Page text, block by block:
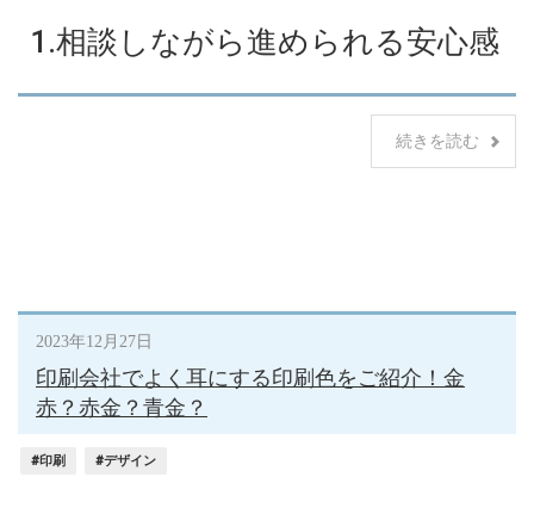
1.相談しながら進められる安心感
続きを読む
2023年12月27日
印刷会社でよく耳にする印刷色をご紹介！金
赤？赤金？青金？
#印刷 #デザイン